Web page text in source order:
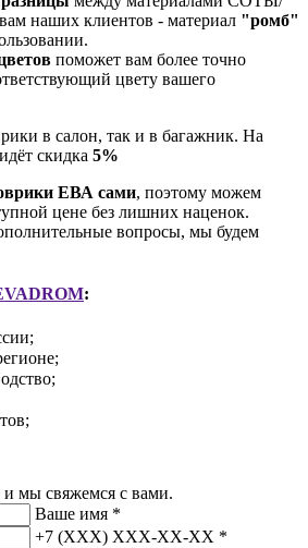
наших клиентов - материал "ромб"
поможет вам более точно
цвету вашего
в салон, так и в багажник. На
скидка 5%
ЕВА сами, поэтому можем
цене без лишних наценок.
вопросы, мы будем
:
мы свяжемся с вами.
Ваше имя *
+7 (XXX) XXX-XX-XX *